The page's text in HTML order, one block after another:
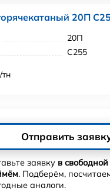
20П
20П
С255
тн
Отправить
заявку в
. Подберём,
аналоги.